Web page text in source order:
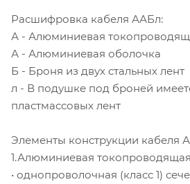
Расшифровка кабеля ААБл:
А - Алюминиевая
А - Алюминиевая оболочка
Б - Броня из двух стальных лент
л - В подушке под броней
пластмассовых лент
Элементы конструкции кабеля
1.Алюминиевая
• однопроволочная (класс 1)